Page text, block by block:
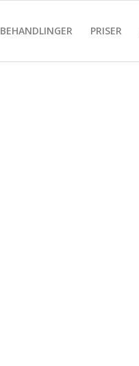
BEHANDLINGER PRISER